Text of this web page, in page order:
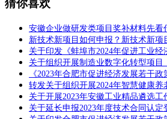
猜你喜欢
安徽企业做研发类项目奖补材料先看
新技术新项目如何申报？新技术新项
关于印发《蚌埠市2024年促进工业
关于组织开展制造业数字化转型项目
《2023年合肥市促进经济发展若干
转发关于组织开展2024年智慧健康
关于开展2023年安徽工业精品遴选工
关于延长申报2023年度技术合同认定